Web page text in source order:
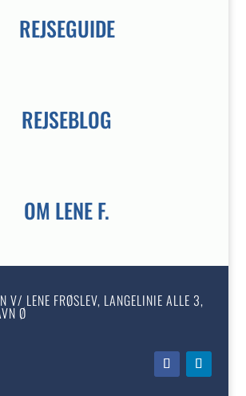
REJSEGUIDE
REJSEBLOG
OM LENE F.
V/ LENE FRØSLEV, LANGELINIE ALLE 3,
Ø